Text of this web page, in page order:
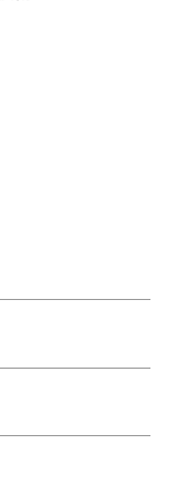
ース
グデザイン
ス
報コース
グデザイン
術コース